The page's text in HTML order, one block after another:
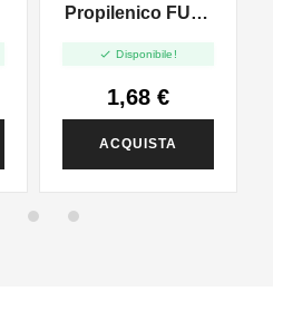
Propilenico FULL
 Disponibile!
1,68 €
ACQUISTA